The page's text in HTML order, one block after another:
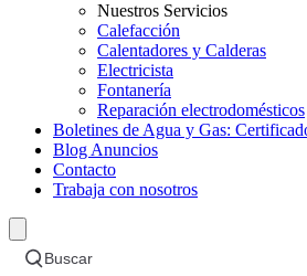
Nuestros Servicios
Calefacción
Calentadores y Calderas
Electricista
Fontanería
Reparación electrodomésticos
Boletines de Agua y Gas:
Blog Anuncios
Contacto
Trabaja con nosotros
Buscar